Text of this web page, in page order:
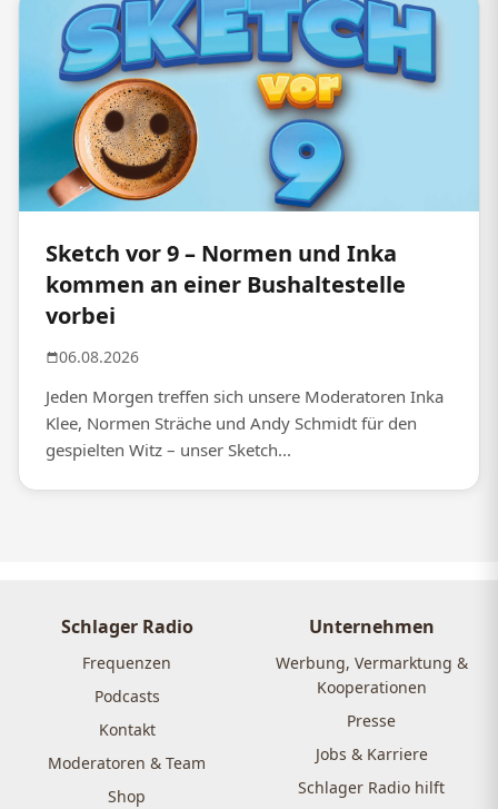
Sketch vor 9 – Normen und Inka
kommen an einer Bushaltestelle
vorbei
06.08.2026
Jeden Morgen treffen sich unsere Moderatoren Inka
Klee, Normen Sträche und Andy Schmidt für den
gespielten Witz – unser Sketch...
Schlager Radio
Frequenzen
Podcasts
Kontakt
Moderatoren & Team
Shop
Unternehmen
Werbung, Vermarktung &
Kooperationen
Presse
Jobs & Karriere
Schlager Radio hilft